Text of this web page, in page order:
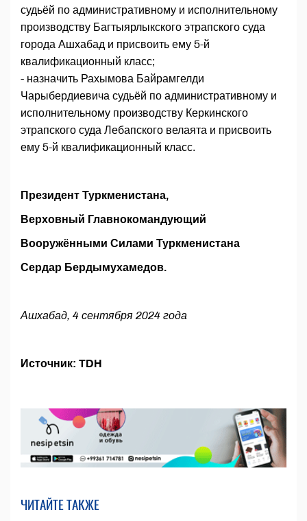
судьёй по административному и исполнительному
производству Багтыярлыкского этрапского суда
города Ашхабад и присвоить ему 5-й
квалификационный класс;
- назначить Рахымова Байрамгелди
Чарыбердиевича судьёй по административному и
исполнительному производству Керкинского
этрапского суда Лебапского велаята и присвоить
ему 5-й квалификационный класс.
Президент Туркменистана,
Верховный Главнокомандующий
Вооружёнными Силами Туркменистана
Сердар Бердымухамедов.
Ашхабад, 4 сентября 2024 года
Источник: TDH
ЧИТАЙТЕ ТАКЖЕ